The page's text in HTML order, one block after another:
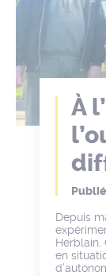
À
Depuis
Herblain.
en